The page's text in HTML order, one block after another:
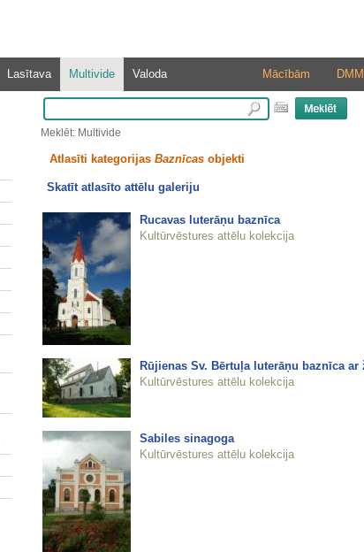
Lasītava Multivide Valoda Mācībām
Meklēt: Multivide
Atlasīti kategorijas Baznīcasobjekti
Skatīt atlasīto attēlu galeriju
Rucavas luterāņu baznīca
Kultūrvēstures attēlu kolekcija
Rūjienas Sv. Bērtuļa luterāņu baznīca ar
Kultūrvēstures attēlu kolekcija
Sabiles sinagoga
Kultūrvēstures attēlu kolekcija